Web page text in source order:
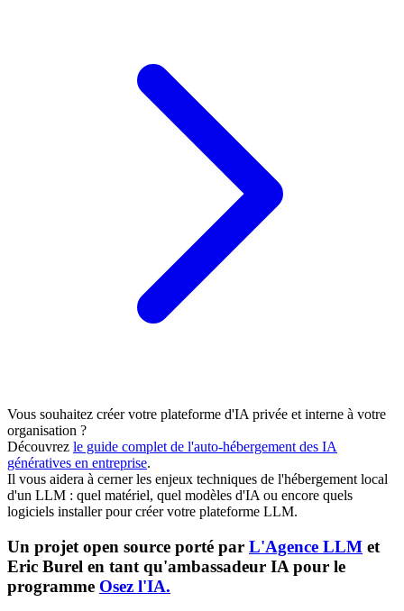
Vous souhaitez créer votre plateforme d'IA privée et interne à votre
organisation ?
Découvrez le guide complet de l'auto-hébergement des IA
génératives en entreprise.
Il vous aidera à cerner les enjeux techniques de l'hébergement local
d'un LLM : quel matériel, quel modèles d'IA ou encore quels
logiciels installer pour créer votre plateforme LLM.
Un projet open source porté par L'Agence LLM et
Eric Burel en tant qu'ambassadeur IA pour le
programme Osez l'IA.